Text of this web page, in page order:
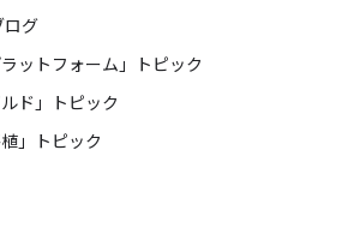
ログ
ットフォーム」トピック
ド」トピック
」トピック